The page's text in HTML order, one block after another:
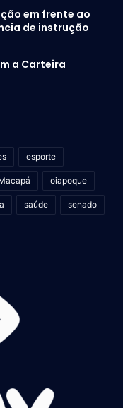
em frente ao
de instrução
a Carteira
esporte
oiapoque
saúde senado